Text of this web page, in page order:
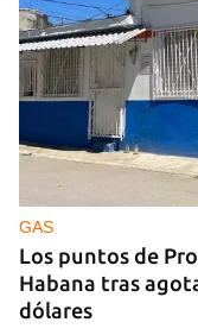
GUERRA
Ucrania ataca
ruso, esta vez en
GAS
Los puntos de
Habana tras
dólares